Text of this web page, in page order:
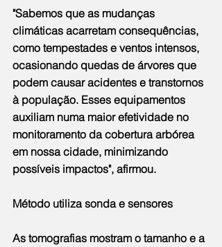
"Sabemos que as mudanças
climáticas acarretam consequências,
como tempestades e ventos intensos,
ocasionando quedas de árvores que
podem causar acidentes e transtornos
à população. Esses equipamentos
auxiliam numa maior efetividade no
monitoramento da cobertura arbórea
em nossa cidade, minimizando
possíveis impactos", afirmou.
Método utiliza sonda e sensores
As tomografias mostram o tamanho e a